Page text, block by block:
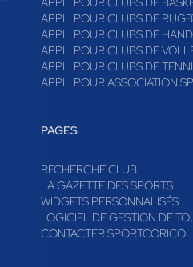
APPLI POUR CLUBS DE
APPLI POUR CLUBS DE HAND
APPLI POUR CLUBS DE
APPLI POUR CLUBS DE
APPLI POUR ASSOCIATION
PAGES
RECHERCHE CLUB
LA GAZETTE DES SPORTS
WIDGETS PERSONNALISÉS
LOGICIEL DE GESTION DE
CONTACTER SPORTCORICO